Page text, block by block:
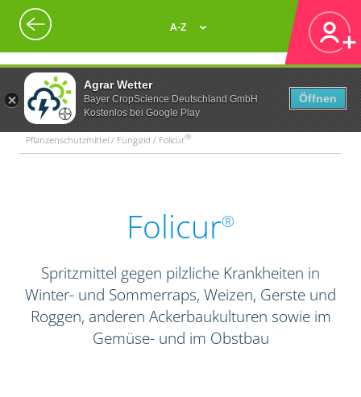
Agrar Wetter
Bayer CropScience Deutschland GmbH
Kostenlos bei Google Play
Öffnen
A-Z
Pflanzenschutzmittel / Fungizid / Folicur®
Folicur®
Spritzmittel gegen pilzliche Krankheiten in
Winter- und Sommerraps, Weizen, Gerste und
Roggen, anderen Ackerbaukulturen sowie im
Gemüse- und im Obstbau